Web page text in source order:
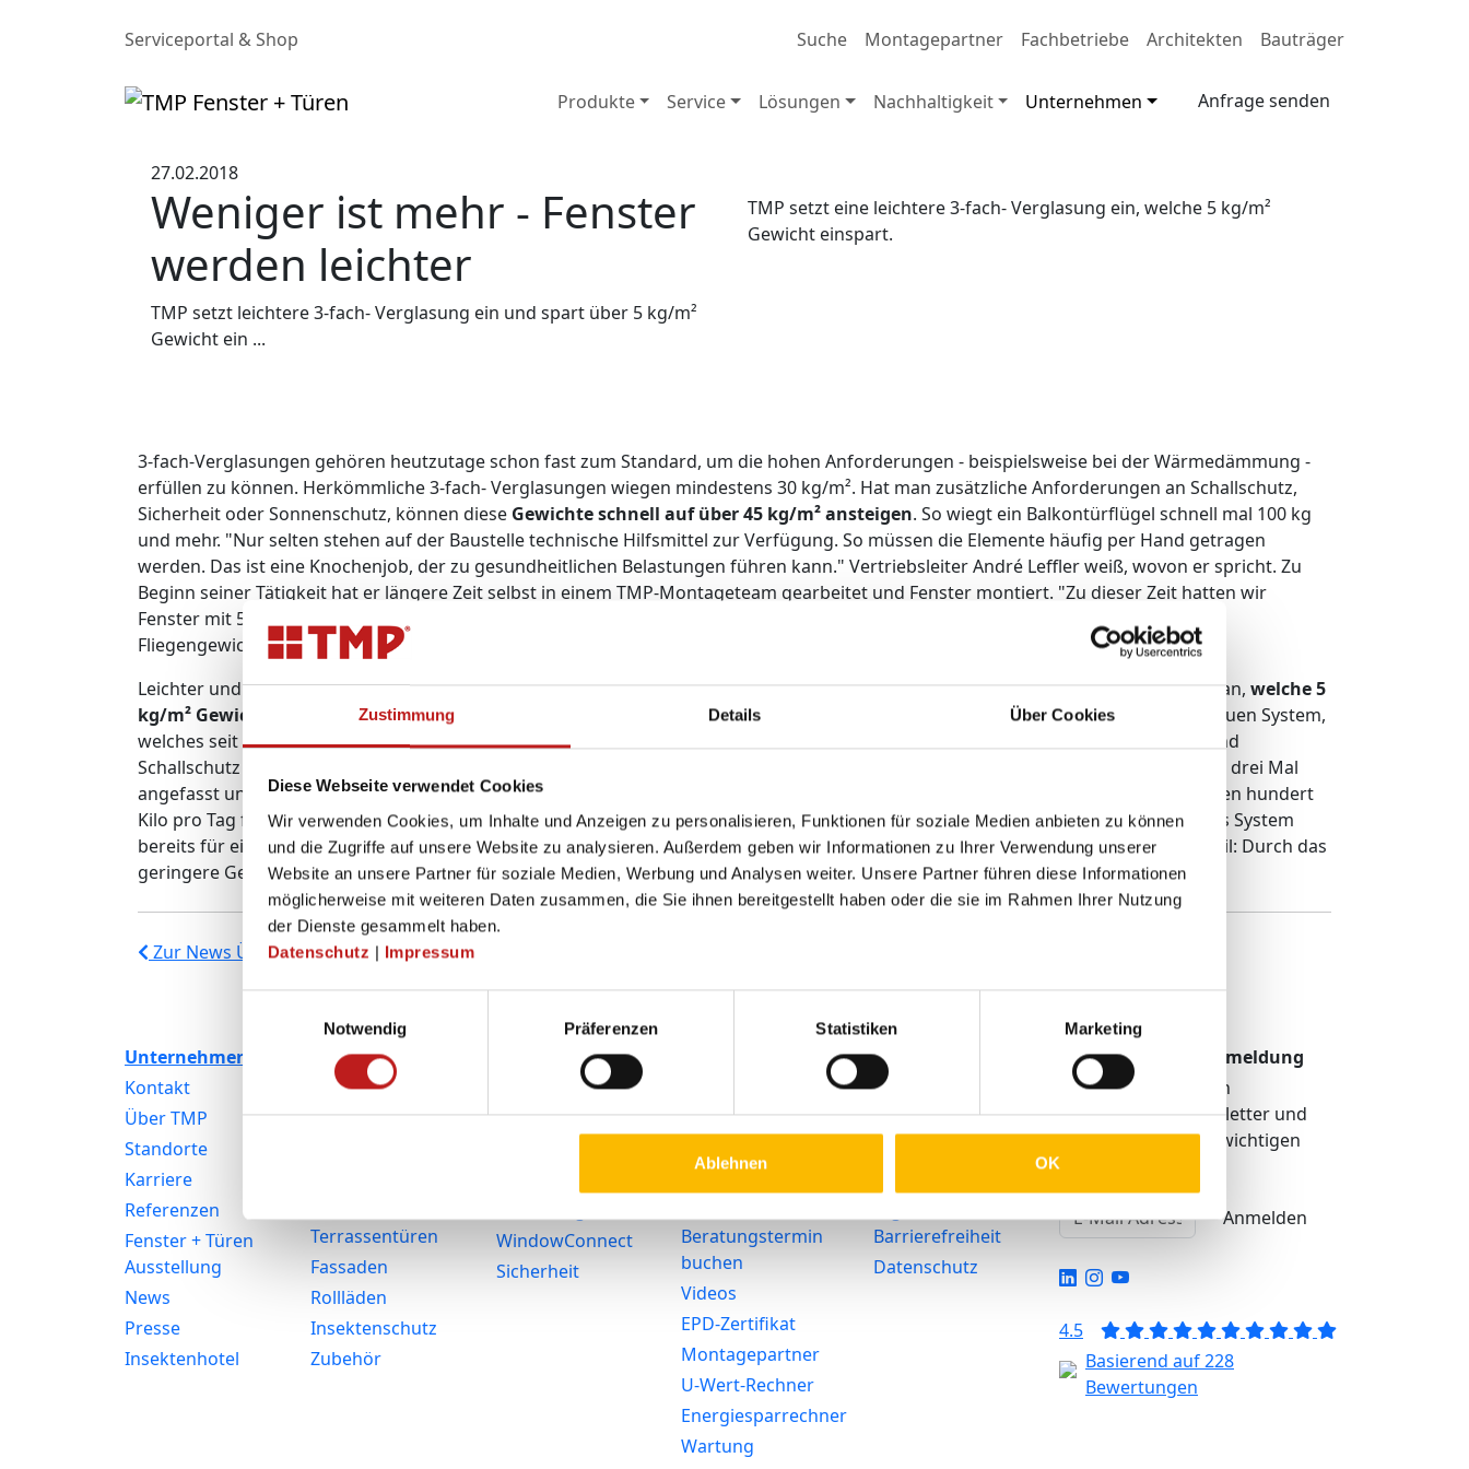
Zustimmung Details Über Cookies
Diese Webseite verwendet Cookies
Wir verwenden Cookies, um Inhalte und Anzeigen zu personalisieren, Funktionen für soziale Medien anbieten zu können
und die Zugriffe auf unsere Website zu analysieren. Außerdem geben wir Informationen zu Ihrer Verwendung unserer
Website an unsere Partner für soziale Medien, Werbung und Analysen weiter. Unsere Partner führen diese Informationen
möglicherweise mit weiteren Daten zusammen, die Sie ihnen bereitgestellt haben oder die sie im Rahmen Ihrer Nutzung
der Dienste gesammelt haben.
Datenschutz | Impressum
Notwendig
Präferenzen Statistiken Marketing
Ablehnen OK
Serviceportal & Shop Suche Montagepartner Fachbetriebe Architekten Bauträger
Produkte Service Lösungen Nachhaltigkeit Unternehmen Anfrage senden
27.02.2018
Weniger ist mehr - Fenster
werden leichter
TMP setzt leichtere 3-fach- Verglasung ein und spart über 5 kg/m²
Gewicht ein ...
TMP setzt eine leichtere 3-fach- Verglasung ein, welche 5 kg/m²
Gewicht einspart.
3-fach-Verglasungen gehören heutzutage schon fast zum Standard, um die hohen Anforderungen - beispielsweise bei der Wärmedämmung -
erfüllen zu können. Herkömmliche 3-fach- Verglasungen wiegen mindestens 30 kg/m². Hat man zusätzliche Anforderungen an Schallschutz,
Sicherheit oder Sonnenschutz, können diese Gewichte schnell auf über 45 kg/m² ansteigen. So wiegt ein Balkontürflügel schnell mal 100 kg
und mehr. "Nur selten stehen auf der Baustelle technische Hilfsmittel zur Verfügung. So müssen die Elemente häufig per Hand getragen
werden. Das ist eine Knochenjob, der zu gesundheitlichen Belastungen führen kann." Vertriebsleiter André Leffler weiß, wovon er spricht. Zu
Beginn seiner Tätigkeit hat er längere Zeit selbst in einem TMP-Montageteam gearbeitet und Fenster montiert. "Zu dieser Zeit hatten wir
Fenster mit 58 mm Bautiefe und 2-fach Verglasungen. Das war damals schon ein harter Job, aber im Vergleich zu heute waren das
Fliegengewichte."
Leichter und trotzdem stabil - um hier die Arbeit ein wenig zu erleichtern, bietet TMP auf Wunsch eine leichtere 3-fach- Verglasung an, welche 5
kg/m² Gewicht einspart
. Normalerweise werden drei Scheiben mit einer Stärke von jeweils vier Millimetern verwendet. Bei dem neuen System,
welches seit etwa einem Jahr im Einsatz ist, beträgt die Glasdicke der inneren und mittleren Scheibe nur 3 mm. Wärmedämmung und
Schallschutz werden dadurch nicht verändert. "Wenn man davon ausgeht, dass jedes Fenster auf der Baustelle mindestens zwei bis drei Mal
angefasst und getragen wird, kann das bei einem Einfamilienhaus mit 15 bis 20 Elementen schnell zu einer Einsparung von mehreren hundert
Kilo pro Tag führen." Bedenken wegen geringerer Stabilität seien dabei absolut unbegründet, erklärt André Leffler. TMP habe dieses System
bereits für eine Vielzahl von Häusern geliefert und von den Monteuren nur positive Rückmeldungen bekommen. Ein weiterer Vorteil: Durch das
geringere Gewicht sinkt die Belastung auf die Beschläge. Somit kann die Langlebigkeit deutlich gesteigert werden.
Zur News Übersicht
Unternehmen
Kontakt
Über TMP
Standorte
Karriere
Referenzen
Fenster + Türen
Ausstellung
News
Presse
Insektenhotel
Produkte
Fenster
Kunststofffenster
Terrassentüren
Fassaden
Rollläden
Insektenschutz
Zubehör
Barrierefreiheit
Förderung
WindowConnect
Sicherheit
Haustür-
Zubehör-Shop
Beratungstermin
buchen
Videos
EPD-Zertifikat
Montagepartner
U-Wert-Rechner
Energiesparrechner
Wartung
Rechtliches
Impressum
Widerruf
Barrierefreiheit
Datenschutz
TMP Newsletter Anmeldung
Erhalten Sie unseren
regelmäßigen Newsletter und
bekommen Sie alle wichtigen
Infos über TMP®
Anmelden
4.5
Basierend auf 228
Bewertungen